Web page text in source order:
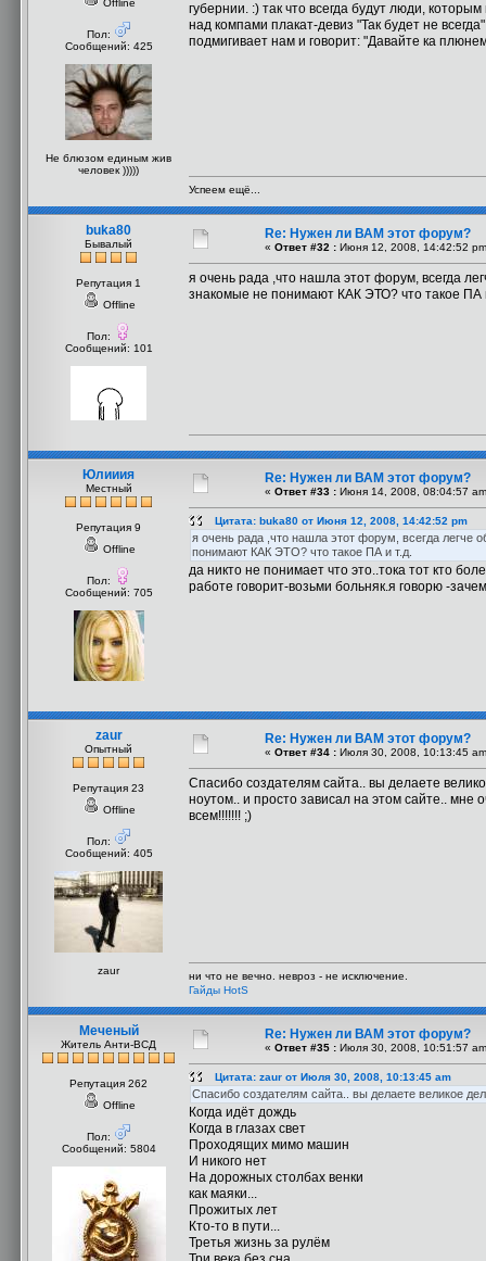
Пол:
Сообщений: 425
Не блюзом единым жив
человек )))))
губернии. :) так что всегда будут люди,
над компами плакат-девиз "Так будет не
подмигивает нам и говорит: "Давайте ка
Успеем ещё...
buka80
Бывалый
Репутация 1
Offline
Пол:
Сообщений: 101
Re: Нужен ли ВАМ этот форум?
« Ответ #32 : Июня 12, 2008, 14:42:52
я очень рада ,что нашла этот форум, всегда
знакомые не понимают КАК ЭТО? что такое ПА
Юлииия
Местный
Репутация 9
Offline
Пол:
Сообщений: 705
Re: Нужен ли ВАМ этот форум?
« Ответ #33 : Июня 14, 2008, 08:04:57
Цитата: buka80 от Июня 12, 2008, 14:42:52 pm
я очень рада ,что нашла этот форум, всегда легче
понимают КАК ЭТО? что такое ПА и т.д.
да никто не понимает что это..тока тот кто
работе говорит-возьми больняк.я говорю -
zaur
Опытный
Репутация 23
Offline
Пол:
Сообщений: 405
zaur
Re: Нужен ли ВАМ этот форум?
« Ответ #34 : Июля 30, 2008, 10:13:45
Спасибо создателям сайта.. вы делаете
ноутом.. и просто зависал на этом сайте.. мне
всем!!!!!!! ;)
ни что не вечно. невроз - не исключение.
Гайды HotS
Меченый
Житель Анти-ВСД
Репутация 262
Offline
Пол:
Сообщений: 5804
Re: Нужен ли ВАМ этот форум?
« Ответ #35 : Июля 30, 2008, 10:51:57
Цитата: zaur от Июля 30, 2008, 10:13:45 am
Спасибо создателям сайта.. вы делаете великое
Когда идёт дождь
Когда в глазах свет
Проходящих мимо машин
И никого нет
На дорожных столбах венки
как маяки...
Прожитых лет
Кто-то в пути...
Третья жизнь за рулём